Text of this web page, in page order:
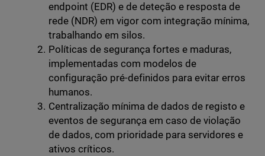
endpoint (EDR) e de deteção e resposta de
rede (NDR) em vigor com integração mínima,
trabalhando em silos.
Políticas de segurança fortes e maduras,
implementadas com modelos de
configuração pré-definidos para evitar erros
humanos.
Centralização mínima de dados de registo e
eventos de segurança em caso de violação
de dados, com prioridade para servidores e
ativos críticos.